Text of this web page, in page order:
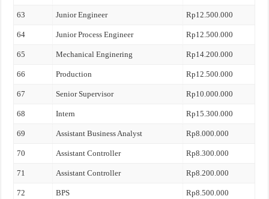
63 Junior Engineer Rp12.500.000
64 Junior Process Engineer Rp12.500.000
65 Mechanical Enginering Rp14.200.000
66 Production Rp12.500.000
67 Senior Supervisor Rp10.000.000
68 Intern Rp15.300.000
69 Assistant Business Analyst Rp8.000.000
70 Assistant Controller Rp8.300.000
71 Assistant Controller Rp8.200.000
72 BPS Rp8.500.000